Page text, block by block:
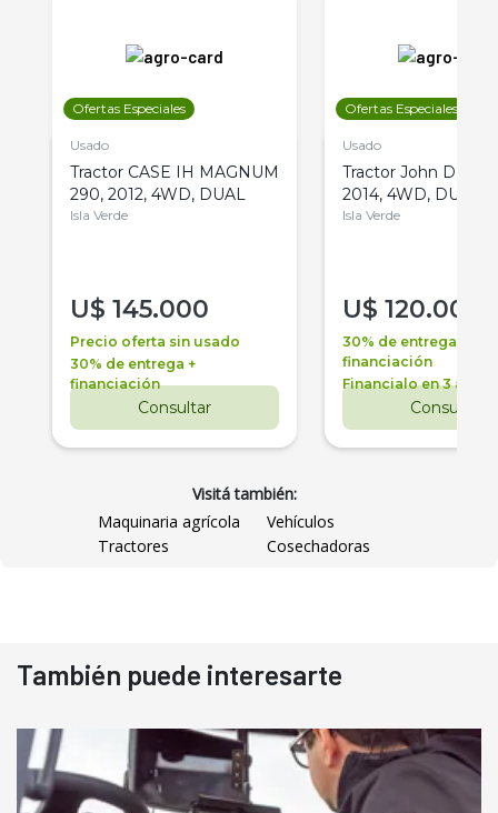
Ofertas Especiales
Usado
Tractor CASE IH MAGNUM
290, 2012, 4WD, DUAL
Isla Verde
U$ 145.000
Precio oferta sin usado
30% de entrega +
financiación
Consultar
Ofertas Especiales
Usado
Tractor John Deere
2014, 4WD, DUAL
Isla Verde
U$ 120.000
30% de entrega +
financiación
Financialo en 3 años
Consultar
Visitá también:
Maquinaria agrícola
Vehículos
Tractores
Cosechadoras
También puede interesarte